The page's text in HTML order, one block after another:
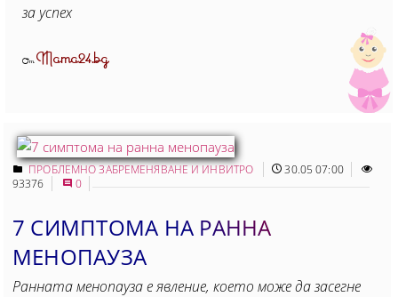
за успех
ОтMama24.bg
ПРОБЛЕМНО ЗАБРЕМЕНЯВАНЕ И ИНВИТРО
30.05 07:00
93376
0
7 СИМПТОМА НА РАННА
МЕНОПАУЗА
Ранната менопауза е явление, което може да засегне